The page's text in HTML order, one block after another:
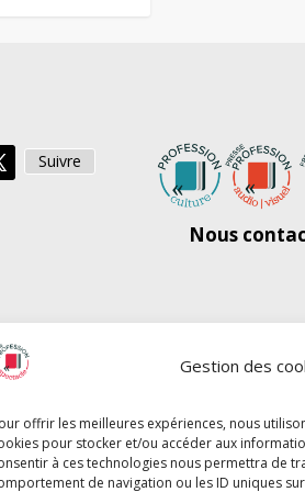
Gestion des
offrir les meilleures expériences, nous
pour stocker et/ou accéder aux
à ces technologies nous permettra de
de navigation ou les ID uniques
Suivre
Nous